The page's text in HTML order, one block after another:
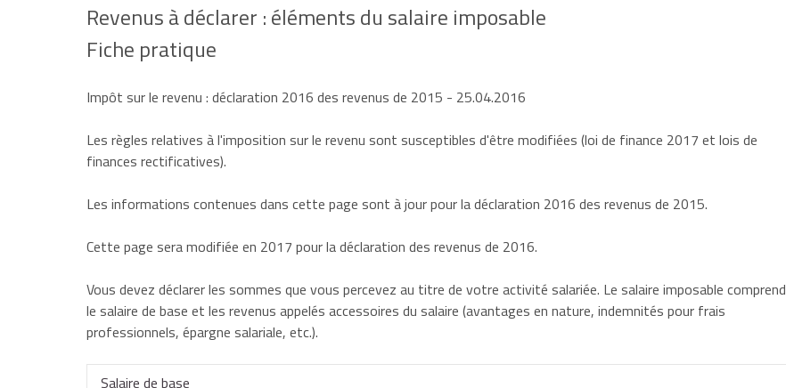
Revenus à déclarer : éléments du salaire imposable
Fiche pratique
Impôt sur le revenu : déclaration 2016 des revenus de 2015 - 25.04.2016
Les règles relatives à l'imposition sur le revenu sont susceptibles d'être modifiées (loi de finance 2017 et lois de
finances rectificatives).
Les informations contenues dans cette page sont à jour pour la déclaration 2016 des revenus de 2015.
Cette page sera modifiée en 2017 pour la déclaration des revenus de 2016.
Vous devez déclarer les sommes que vous percevez au titre de votre activité salariée. Le salaire imposable comprend
le salaire de base et les revenus appelés accessoires du salaire (avantages en nature, indemnités pour frais
professionnels, épargne salariale, etc.).
Salaire de base